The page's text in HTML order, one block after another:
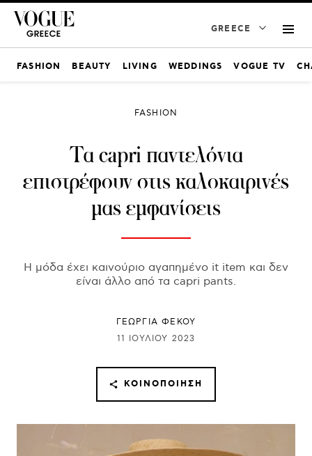
GREECE
FASHION BEAUTY LIVING WEDDINGS VOGUE TV
FASHION
Τα capri παντελόνια
επιστρέφουν στις καλοκαιρινές
μας εμφανίσεις
H μόδα έχει καινούριο αγαπημένο it item και δεν
είναι άλλο από τα capri pants.
ΓΕΩΡΓΙΑ ΦΕΚΟΥ
11 ΙΟΥΛΊΟΥ 2023
ΚΟΙΝΟΠΟΊΗΣΗ